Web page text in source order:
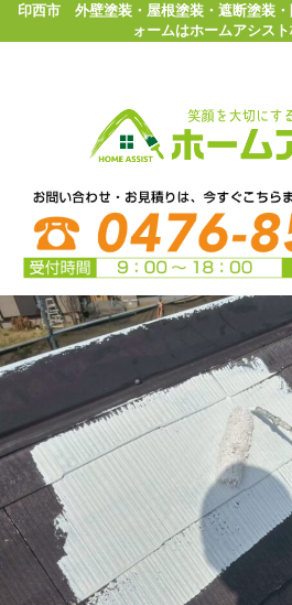
印西市 外壁塗装・屋根塗装・遮断塗装
ォームはホームアシス